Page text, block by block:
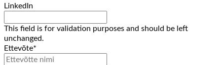
LinkedIn
This field is for validation purposes and should be left
unchanged.
Ettevõte*